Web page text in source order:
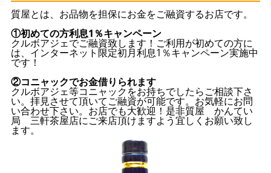
質屋とは、お品物を担保にお金をご融資するお店です。
①初めての方利息1％キャンペーン
クルボアジェでご融資致します！ご利用が初めての方に
は、インターネット限定初月利息1％キャンペーン実施中
です！
②コニャックでお金借りられます
クルボアジェ等コニャックをお持ちでしたらご相談下さ
い。拝見させて頂いてご融資が可能です。お気軽にお問
い合わせ下さい。お店でも大歓迎！是非質屋 かんてい
局 三軒茶屋店にご来店頂けますよう宜しくお願い致し
ます。